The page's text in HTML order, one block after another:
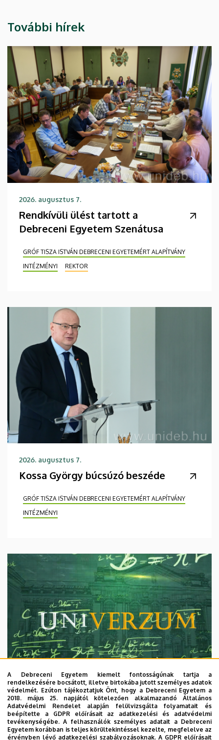
További hírek
2026. augusztus 7.
Rendkívüli ülést tartott a
Debreceni Egyetem Szenátusa
GRÓF TISZA ISTVÁN DEBRECENI EGYETEMÉRT ALAPÍTVÁNY
INTÉZMÉNYI
REKTOR
2026. augusztus 7.
Kossa György búcsúzó beszéde
GRÓF TISZA ISTVÁN DEBRECENI EGYETEMÉRT ALAPÍTVÁNY
INTÉZMÉNYI
2026. augusztus 7.
Univerzum: A Debreceni Egyetem
titkos receptjei
A Debreceni Egyetem kiemelt fontosságúnak tartja a
rendelkezésére bocsátott, illetve birtokába jutott személyes adatok
védelmét. Ezúton tájékoztatjuk Önt, hogy a Debreceni Egyetem a
2018. május 25. napjától kötelezően alkalmazandó Általános
Adatvédelmi Rendelet alapján felülvizsgálta folyamatait és
beépítette a GDPR előírásait az adatkezelési és adatvédelmi
tevékenységébe. A felhasználók személyes adatait a Debreceni
Egyetem korábban is teljes körültekintéssel kezelte, megfelelve az
érvényben lévő adatkezelési szabályozásoknak. A GDPR előírásait